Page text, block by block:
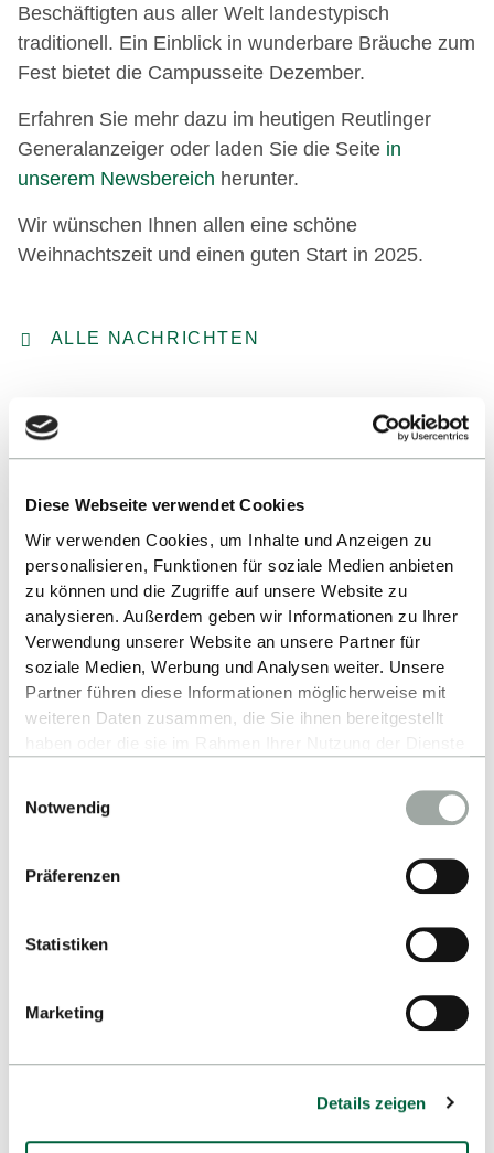
Diese Webseite verwendet Cookies
Wir verwenden Cookies, um Inhalte und Anzeigen zu
personalisieren, Funktionen für soziale Medien anbieten
zu können und die Zugriffe auf unsere Website zu
analysieren. Außerdem geben wir Informationen zu Ihrer
Verwendung unserer Website an unsere Partner für
soziale Medien, Werbung und Analysen weiter. Unsere
Partner führen diese Informationen möglicherweise mit
weiteren Daten zusammen, die Sie ihnen bereitgestellt
Alles zum Thema Cookies und personenbezogene
Datenverarbeitung entnehmen Sie unserer
Notwendig
Präferenzen
Statistiken
Marketing
Details zeigen
Beschäftigten aus aller Welt landestypisch
traditionell. Ein Einblick in wunderbare Bräuche zum
Fest bietet die Campusseite Dezember.
Erfahren Sie mehr dazu im heutigen Reutlinger
Generalanzeiger oder laden Sie die Seite in
unserem Newsbereich herunter.
Wir wünschen Ihnen allen eine schöne
Weihnachtszeit und einen guten Start in 2025.
ALLE NACHRICHTEN
Nach oben